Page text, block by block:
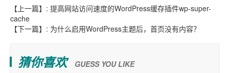
【上一篇】: 提高网站访问速度的WordPress缓存插件wp-super-
cache
【下一篇】: 为什么启用WordPress主题后，首页没有内容？
猜你喜欢 GUESS YOU LIKE